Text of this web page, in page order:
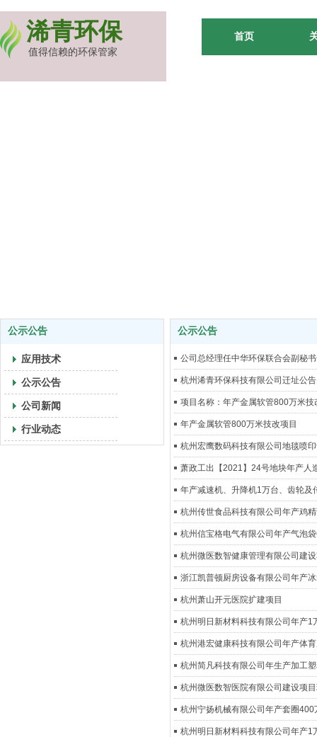
值得信赖的环保管家
浠青环保 首页
公示公告
应用技术
公示公告
公司新闻
行业动态
公示公告
公司总经理任中华环保联合会副秘
杭州浠青环保科技有限公司迁址公告
项目名称：年产金属软管800万米技
年产金属软管800万米技改项目
杭州宏鹰数码科技有限公司地毯喷
萧政工出【2021】24号地块年产人
年产减速机、升降机1万台、齿轮
杭州传世食品科技有限公司年产鸡
杭州信宝格电气有限公司年产气泡
杭州微医数智健康管理有限公司建
浙江凯普顿厨房设备有限公司年产
杭州萧山开元医院扩建项目
杭州明日新材料科技有限公司年产1
杭州港宏健康科技有限公司年产体
杭州简凡科技有限公司年生产加工
杭州微医数智医院有限公司建设项
杭州宁扬机械有限公司年产套圈
杭州明日新材料科技有限公司年产1